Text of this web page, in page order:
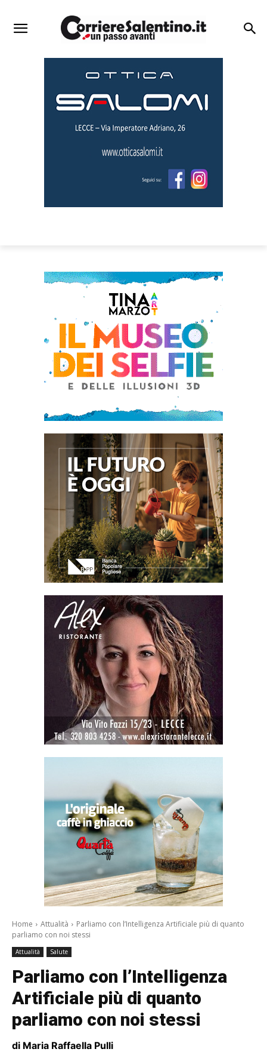
Home Attualità
Parliamo con l’Intelligenza Artificiale più di quanto
parliamo con noi stessi
Attualità Salute
Parliamo con l’Intelligenza
Artificiale più di quanto
parliamo con noi stessi
di Maria Raffaella Pulli